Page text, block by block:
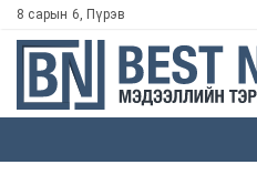
8 сарын 6, Пүрэв